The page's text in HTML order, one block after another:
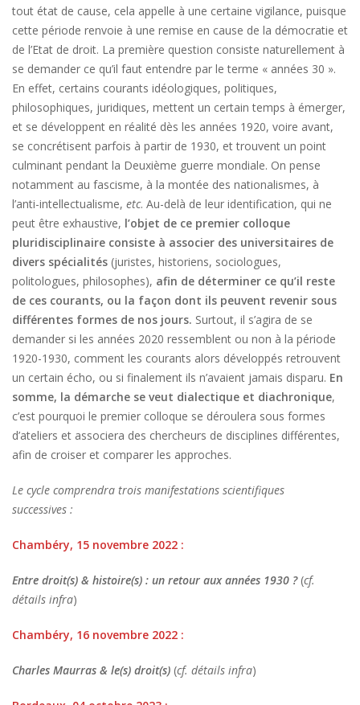
tout état de cause, cela appelle à une certaine vigilance, puisque
cette période renvoie à une remise en cause de la démocratie et
de l’Etat de droit. La première question consiste naturellement à
se demander ce qu’il faut entendre par le terme « années 30 ».
En effet, certains courants idéologiques, politiques,
philosophiques, juridiques, mettent un certain temps à émerger,
et se développent en réalité dès les années 1920, voire avant,
se concrétisent parfois à partir de 1930, et trouvent un point
culminant pendant la Deuxième guerre mondiale. On pense
notamment au fascisme, à la montée des nationalismes, à
l’anti-intellectualisme, etc. Au-delà de leur identification, qui ne
peut être exhaustive, l’objet de ce premier colloque
pluridisciplinaire consiste à associer des universitaires de
divers spécialités (juristes, historiens, sociologues,
politologues, philosophes), afin de déterminer ce qu’il reste
de ces courants, ou la façon dont ils peuvent revenir sous
différentes formes de nos jours. Surtout, il s’agira de se
demander si les années 2020 ressemblent ou non à la période
1920-1930, comment les courants alors développés retrouvent
un certain écho, ou si finalement ils n’avaient jamais disparu. En
somme, la démarche se veut dialectique et diachronique,
c’est pourquoi le premier colloque se déroulera sous formes
d’ateliers et associera des chercheurs de disciplines différentes,
afin de croiser et comparer les approches.
Le cycle comprendra trois manifestations scientifiques
successives :
Chambéry, 15 novembre 2022 :
Entre droit(s) & histoire(s) : un retour aux années 1930 ? (cf.
détails infra)
Chambéry, 16 novembre 2022 :
Charles Maurras & le(s) droit(s) (cf. détails infra)